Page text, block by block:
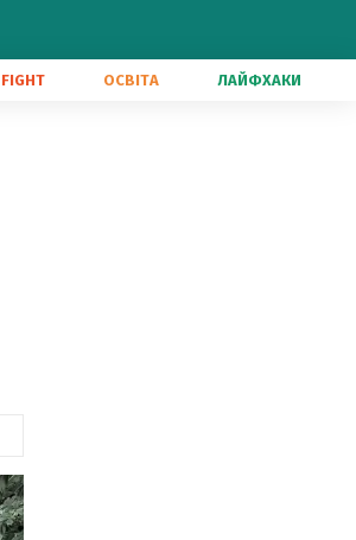
FIGHT ОСВІТА ЛАЙФХАКИ